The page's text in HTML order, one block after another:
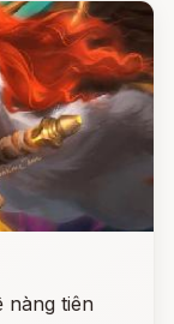
nàng tiên